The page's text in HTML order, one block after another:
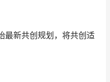
最新共创规划，将共创适